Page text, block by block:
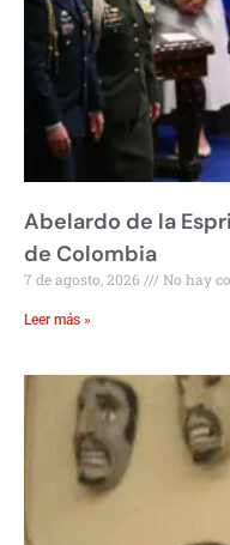
Abelardo de la
de Colombia
7 de agosto, 2026 No hay
Leer más »